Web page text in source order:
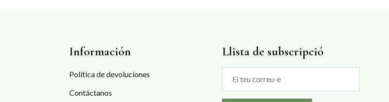
Información
Política de devoluciones
Contáctanos
Llista de subscripció